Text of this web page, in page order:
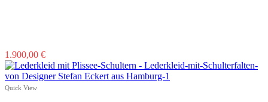
1.900,00 €Dieses
Produkt
weist
Quick View